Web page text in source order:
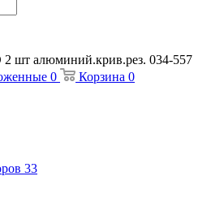
шт алюминий.крив.рез. 034-557
0 Корзина 0
33